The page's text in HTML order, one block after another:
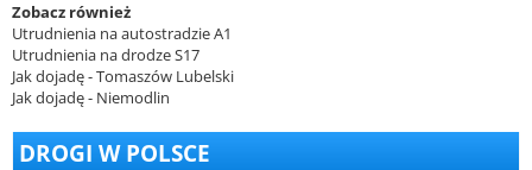
Zobacz również
Utrudnienia na autostradzie A1
Utrudnienia na drodze S17
Jak dojadę - Tomaszów Lubelski
Jak dojadę - Niemodlin
DROGI W POLSCE